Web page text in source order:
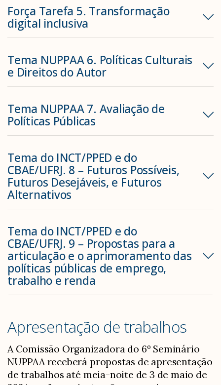
Força Tarefa 5. Transformação
digital inclusiva
Tema NUPPAA 6. Políticas Culturais
e Direitos do Autor
Tema NUPPAA 7. Avaliação de
Políticas Públicas
Tema do INCT/PPED e do
CBAE/UFRJ. 8 – Futuros Possíveis,
Futuros Desejáveis, e Futuros
Alternativos
Tema do INCT/PPED e do
CBAE/UFRJ. 9 – Propostas para a
articulação e o aprimoramento das
políticas públicas de emprego,
trabalho e renda
Apresentação de trabalhos
A Comissão Organizadora do 6º Seminário
NUPPAA receberá propostas de apresentação
de trabalhos até meia-noite de 3 de maio de